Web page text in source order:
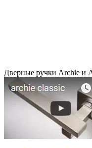
Дверные ручки Archie и